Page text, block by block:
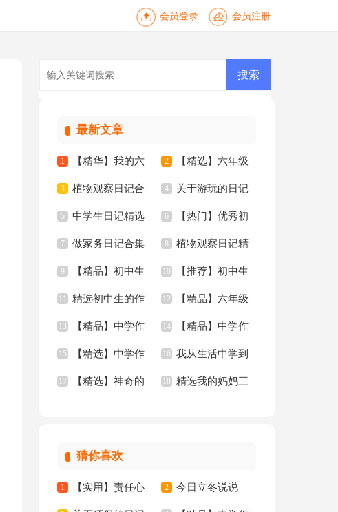
会员登录 会员注册
最新文章
1 【精华】我的六
年级小学作文锦集6
篇
2 【精选】六年级
年的作文300字8篇
3 植物观察日记合
集15篇
4 关于游玩的日记
15篇
5 中学生日记精选
15篇
6 【热门】优秀初
中作文集锦七篇
7 做家务日记合集
15篇
8 植物观察日记精
选15篇
9 【精品】初中生
作文合集十篇
10 【推荐】初中生
的作文三篇
11 精选初中生的作
文四篇
12 【精品】六年级
年的作文3篇
13 【精品】中学作
文400字九篇
14 【精品】中学作
文汇总九篇
15 【精选】中学作
文600字合集8篇
16 我从生活中学到
了语文作文(15篇)
17 【精选】神奇的 18 精选我的妈妈三
猜你喜欢
1 【实用】责任心 2 今日立冬说说